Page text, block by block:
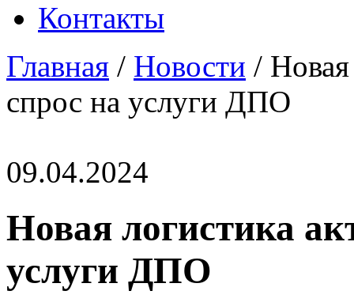
Контакты
Главная / Новости / Новая
спрос на услуги ДПО
09.04.2024
Новая логистика
услуги ДПО